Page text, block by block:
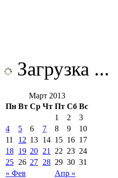
Загрузка ...
Март 2013
Пн Вт Ср Чт Пт Сб Вс
« Фев Апр »
1 2
3
4
5 6 7 8 9
10
11
12 13 14 15 16 17
18 19 20 21 22 23 24
25 26 27 28 29 30 31